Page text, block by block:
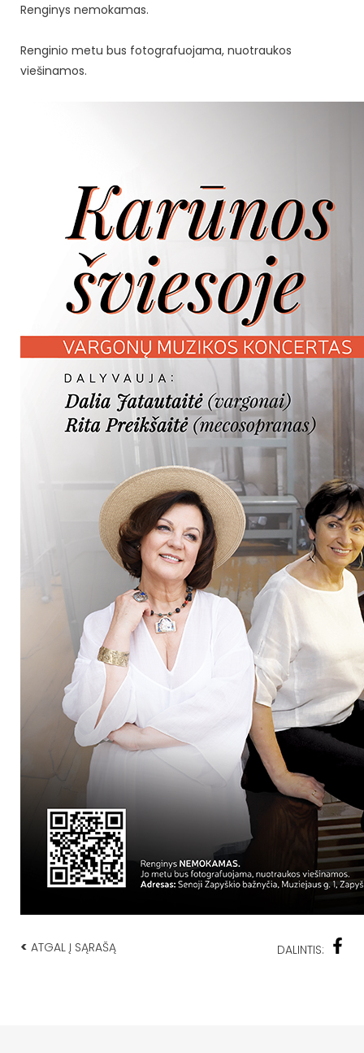
Renginys nemokamas.
Renginio metu bus fotografuojama, nuotraukos
viešinamos.
< ATGAL Į SĄRAŠĄ DALINTIS: